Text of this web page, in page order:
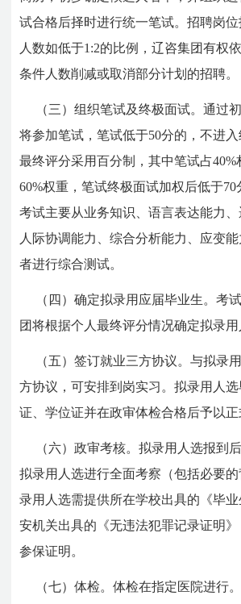
试合格后择时进行统一笔试。招聘岗
人数如低于1:2的比例，辽咨集团有权
条件人数削减或取消部分计划的招聘。
（三）组织笔试及终极面试。通过
将参加笔试，笔试低于50分的，不进入
最终评分采用百分制，其中笔试占40%
60%权重，笔试终极面试加权后低于70
考试主要从业务知识、语言表达能力、
人际协调能力、综合分析能力、应变
者进行综合测试。
（四）确定拟录用应届毕业生。考
团将根据个人最终评分情况确定拟录用
（五）签订就业三方协议。与拟录
方协议，可安排到岗实习。拟录用人
证、学位证并在政审体检合格后予以正
（六）政审考核。拟录用人选报到
拟录用人选进行全面考察（包括必要
录用人选需提供所在学校出具的《毕
安机关出具的《无违法犯罪记录证明
参保证明。
（七）体检。体检在指定医院进行